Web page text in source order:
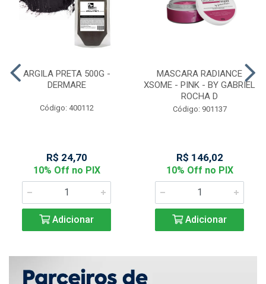
ARGILA PRETA 500G -
DERMARE
Código: 400112
R$ 24,70
10% Off no PIX
Adicionar
MASCARA RADIANCE
XSOME - PINK - BY GABRIEL
ROCHA D
Código: 901137
R$ 146,02
10% Off no PIX
Adicionar